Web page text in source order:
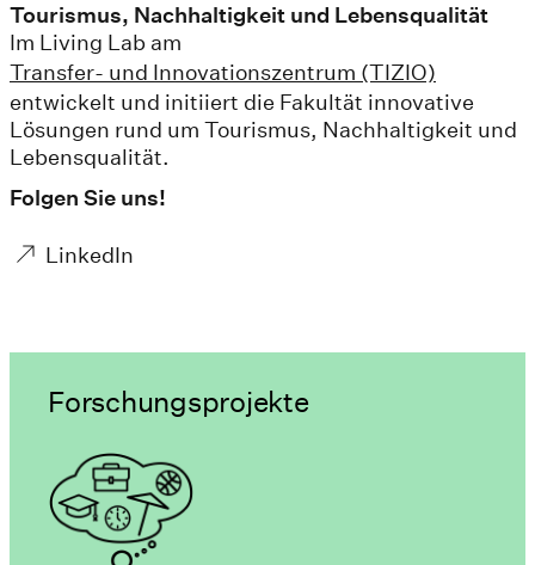
Tourismus, Nachhaltigkeit und Lebensqualität
Im Living Lab am
Transfer- und Innovationszentrum (TIZIO)
entwickelt und initiiert die Fakultät innovative
Lösungen rund um Tourismus, Nachhaltigkeit und
Lebensqualität.
Folgen Sie uns!
LinkedIn
Forschungsprojekte